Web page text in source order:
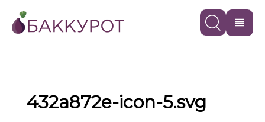
432a872e-icon-5.svg